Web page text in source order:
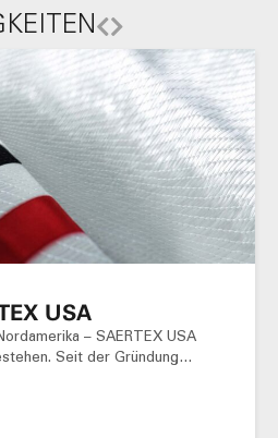
USA
– SAERTEX USA
Seit der Gründung…